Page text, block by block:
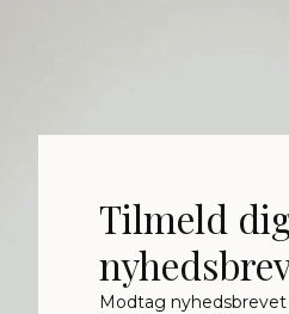
Tilmeld
Modtag